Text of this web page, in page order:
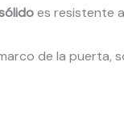
es resistente
de la